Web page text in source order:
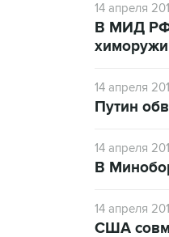
14 апреля
В МИД РФ
14 апреля
Путин
14 апреля
В
14 апреля
США